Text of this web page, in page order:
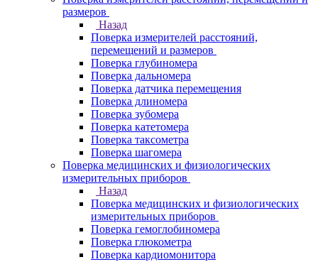
размеров
Назад
Поверка измерителей расстояний,
перемещений и размеров
Поверка глубиномера
Поверка дальномера
Поверка датчика перемещения
Поверка длиномера
Поверка зубомера
Поверка катетомера
Поверка таксометра
Поверка шагомера
Поверка медицинских и физиологических
измерительных приборов
Назад
Поверка медицинских и физиологических
измерительных приборов
Поверка гемоглобиномера
Поверка глюкометра
Поверка кардиомонитора